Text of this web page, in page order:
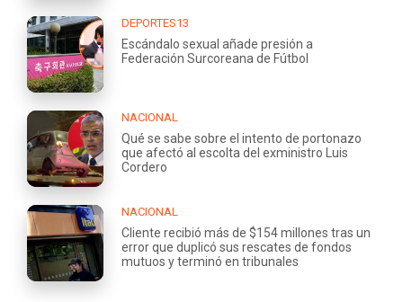
DEPORTES13
Escándalo sexual añade presión a
Federación Surcoreana de Fútbol
NACIONAL
Qué se sabe sobre el intento de portonazo
que afectó al escolta del exministro Luis
Cordero
NACIONAL
Cliente recibió más de $154 millones tras un
error que duplicó sus rescates de fondos
mutuos y terminó en tribunales